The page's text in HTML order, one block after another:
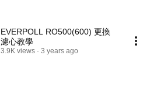
EVERPOLL RO500(600) 更換
濾心教學
3.9K views 3 years ago